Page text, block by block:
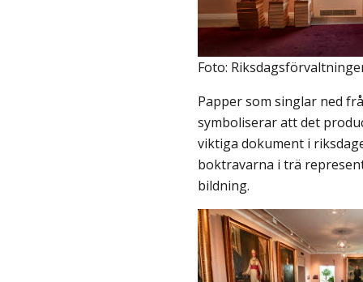
Foto:
Papper som singlar ned
symboliserar att det
viktiga dokument i
boktravarna i trä
bildning.